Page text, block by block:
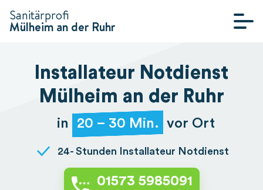
Sanitärprofi
Mülheim an der Ruhr
NOTDIENST
HEIZUNG
NOTDIENST
INSTALLATEUR
NOTDIENST
Installateur Notdienst
Mülheim an der Ruhr
in 20 – 30 Min. vor Ort
24- Stunden Installateur Notdienst
01573 5985091